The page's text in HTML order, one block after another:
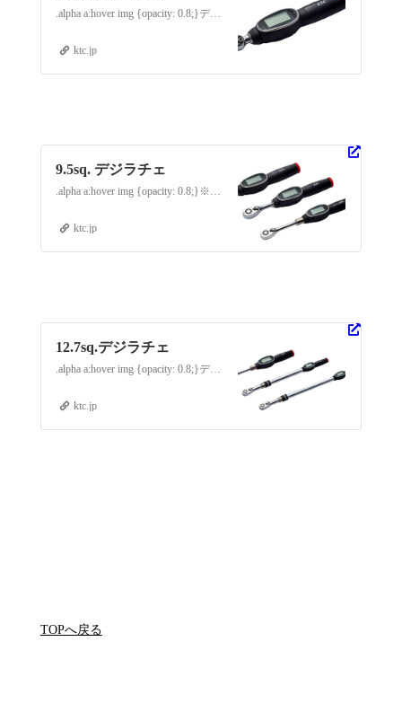
.alpha a:hover img {opacity: 0.8;}デジラチェとは進化形デジタルトルクツール「デジラチェ」は、軽快…
ktc.jp
9.5sq. デジラチェ
ktc.jp
12.7sq.デジラチェ
.alpha a:hover img {opacity: 0.8;}デジラチェとは進化形デジタルトルクツール「デジラチェ」は、軽快…
ktc.jp
TOPへ戻る